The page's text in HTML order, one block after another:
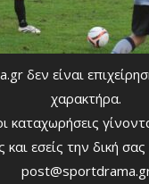
δεν είναι
χαρακτήρα.
καταχωρήσεις
και εσείς την δική